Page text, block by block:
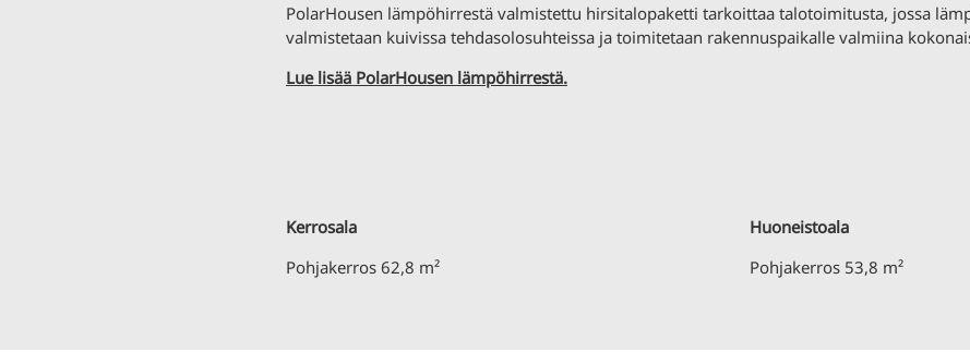
PolarHousen lämpöhirrestä valmistettu hirsitalopaketti tarkoittaa talotoimitusta, jossa
valmistetaan kuivissa tehdasolosuhteissa ja toimitetaan rakennuspaikalle valmiina
Lue lisää PolarHousen lämpöhirrestä.
Kerrosala
Pohjakerros 62,8 m²
Huoneistoala
Pohjakerros 53,8 m²